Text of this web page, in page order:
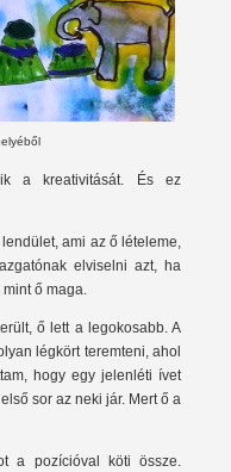
a kreativitását. És ez
ami az ő lételeme,
elviselni azt, ha
ő maga.
ő lett a legokosabb. A
légkört teremteni, ahol
hogy egy jelenléti ívet
sor az neki jár. Mert ő a
a pozícióval köti össze.